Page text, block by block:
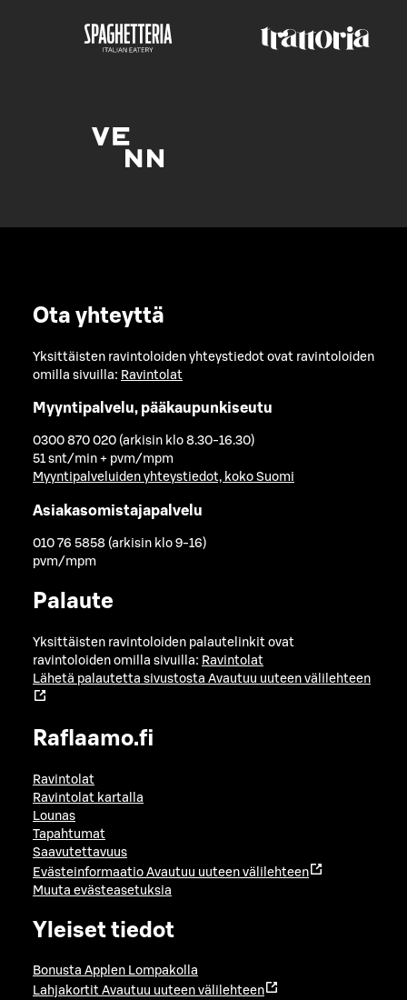
Ota yhteyttä
Yksittäisten ravintoloiden yhteystiedot ovat ravintoloiden
omilla sivuilla: Ravintolat
Myyntipalvelu, pääkaupunkiseutu
0300 870 020 (arkisin klo 8.30-16.30)
51 snt/min + pvm/mpm
Myyntipalveluiden yhteystiedot, koko Suomi
Asiakasomistajapalvelu
010 76 5858 (arkisin klo 9-16)
pvm/mpm
Palaute
Yksittäisten ravintoloiden palautelinkit ovat
ravintoloiden omilla sivuilla: Ravintolat
Lähetä palautetta sivustosta Avautuu uuteen välilehteen
Raflaamo.fi
Ravintolat
Ravintolat kartalla
Lounas
Tapahtumat
Saavutettavuus
Evästeinformaatio Avautuu uuteen välilehteen
Muuta evästeasetuksia
Yleiset tiedot
Bonusta Applen Lompakolla
Lahjakortit Avautuu uuteen välilehteen